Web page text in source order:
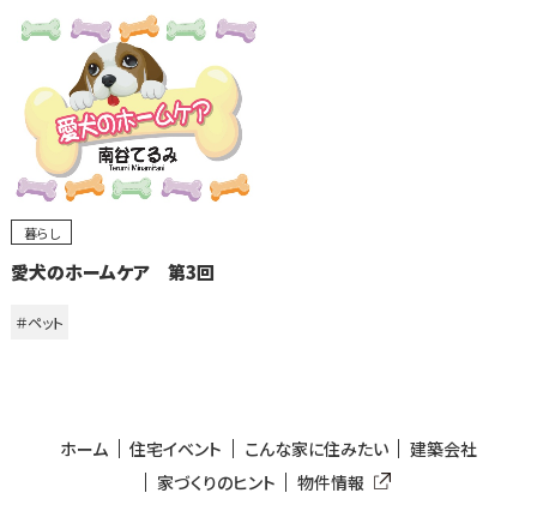
暮らし
愛犬のホームケア 第3回
＃ペット
ホーム 住宅イベント こんな家に住みたい
建築会社
家づくりのヒント
物件情報